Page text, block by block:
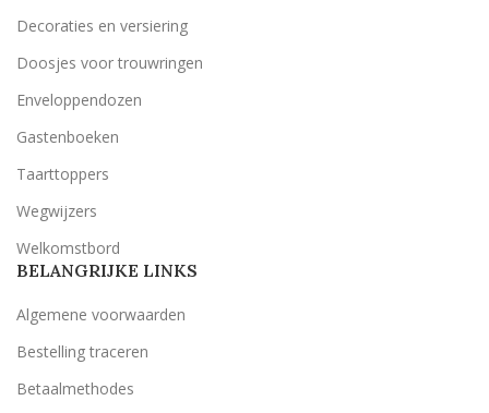
Decoraties en versiering
Doosjes voor trouwringen
Enveloppendozen
Gastenboeken
Taarttoppers
Wegwijzers
Welkomstbord
BELANGRIJKE LINKS
Algemene voorwaarden
Bestelling traceren
Betaalmethodes